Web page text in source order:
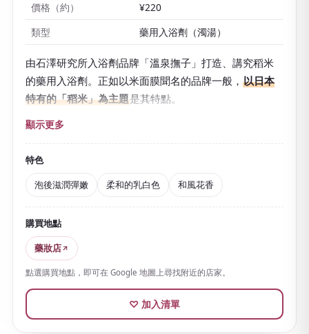
價格（約）
¥220
類型
藥用入浴劑（濁湯）
由石澤研究所入浴劑品牌「溫泉撫子」打造、講究稻米
的藥用入浴劑。正如以米面膜聞名的品牌一般， 以日本
特有的「稻米」為主題是其特點。
除溫泉礦物質外，還添加米糠來源的保濕成分，
染上柔和的乳白色。帶有和風沉穩的花香也是魅力之
一。
泡感滑順，泡後肌膚滋潤彈嫩
。很適合乾燥粗糙令人在
意的季節。
含溫泉礦物質的醫藥部外品，對疲勞、肩膀僵硬、怕冷
等也有幫助。在家也能享受溫泉氣氛。
一次一包、易於取用、價格親民又輕巧，加上「稻米」
打、鹽等系列豐富，可依香氣或喜好選擇，也很有樂
趣。
顯示更多
特色
泡後滋潤彈嫩
柔和的乳白色 和風花香
購買地點
藥妝店
點選購買地點，即可在 Google 地圖上尋找附近的店家。
♡ 加入清單